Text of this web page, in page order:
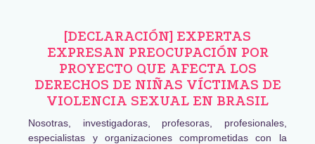
[DECLARACIÓN] EXPERTAS
EXPRESAN PREOCUPACIÓN POR
PROYECTO QUE AFECTA LOS
DERECHOS DE NIÑAS VÍCTIMAS DE
VIOLENCIA SEXUAL EN BRASIL
Nosotras, investigadoras, profesoras, profesionales,
especialistas y organizaciones comprometidas con la